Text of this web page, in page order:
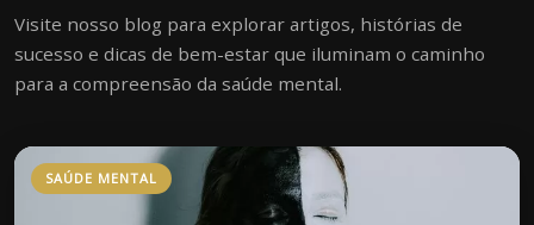
Visite nosso blog para explorar artigos, histórias de
sucesso e dicas de bem-estar que iluminam o caminho
para a compreensão da saúde mental.
SAÚDE MENTAL